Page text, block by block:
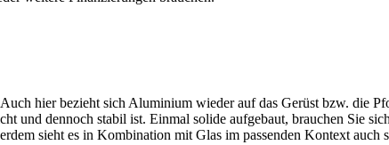
hier bezieht sich Aluminium wieder auf das Gerüst bzw. die
und dennoch stabil ist. Einmal solide aufgebaut, brauchen Sie
sieht es in Kombination mit Glas im passenden Kontext auch